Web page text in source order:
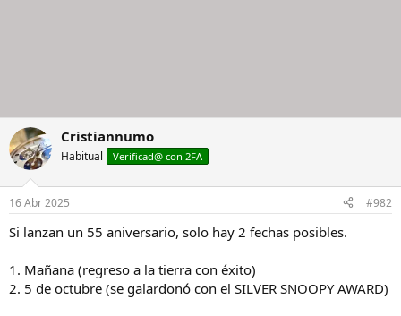
Cristiannumo
Habitual Verificad@ con 2FA
16 Abr 2025 #982
Si lanzan un 55 aniversario, solo hay 2 fechas posibles.
1. Mañana (regreso a la tierra con éxito)
2. 5 de octubre (se galardonó con el SILVER SNOOPY AWARD)